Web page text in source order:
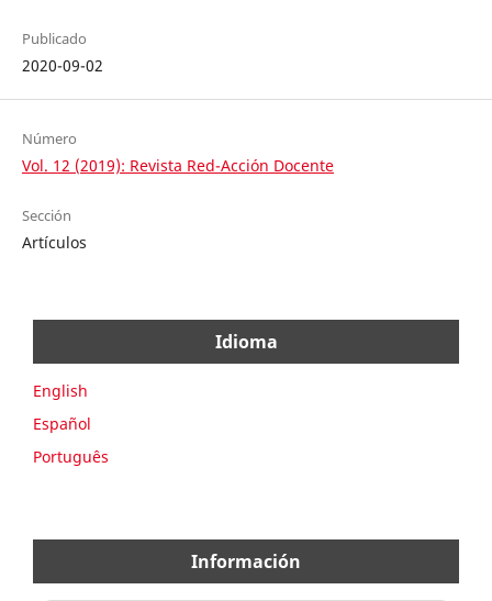
Publicado
2020-09-02
Número
Vol. 12 (2019): Revista Red-Acción Docente
Sección
Artículos
Idioma
English
Español
Português
Información